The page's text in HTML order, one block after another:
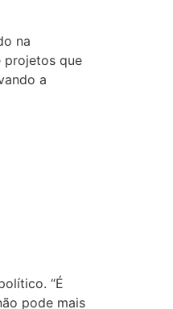
na
projetos que
a
“É
pode mais